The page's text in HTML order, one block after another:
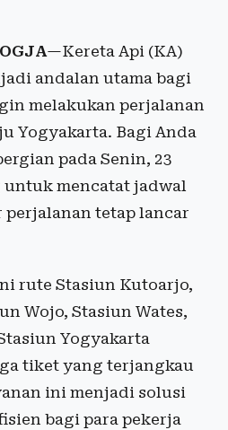
—Kereta Api (KA)
andalan utama bagi
melakukan perjalanan
Yogyakarta. Bagi Anda
pada Senin, 23
untuk mencatat jadwal
perjalanan tetap lancar
rute Stasiun Kutoarjo,
Wojo, Stasiun Wates,
Yogyakarta
tiket yang terjangkau
ini menjadi solusi
bagi para pekerja